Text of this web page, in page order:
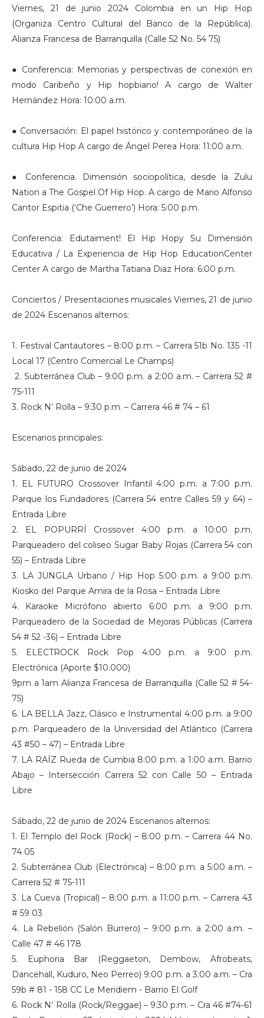
Viernes, 21 de junio 2024 Colombia en un Hip Hop
(Organiza Centro Cultural del Banco de la República).
Alianza Francesa de Barranquilla (Calle 52 No. 54 75)
● Conferencia: Memorias y perspectivas de conexión en
modo Caribeño y Hip hopbiano! A cargo de Walter
Hernández Hora: 10:00 a.m.
● Conversación: El papel histórico y contemporáneo de la
cultura Hip Hop A cargo de Ángel Perea Hora: 11:00 a.m.
● Conferencia. Dimensión sociopolítica, desde la Zulu
Nation a The Gospel Of Hip Hop. A cargo de Mario Alfonso
Cantor Espitia (‘Che Guerrero’) Hora: 5:00 p.m.
Conferencia: Edutaiment! El Hip Hopy Su Dimensión
Educativa / La Experiencia de Hip Hop EducationCenter
Center A cargo de Martha Tatiana Diaz Hora: 6:00 p.m.
Conciertos / Presentaciones musicales Viernes, 21 de junio
de 2024 Escenarios alternos:
1. Festival Cantautores – 8:00 p.m. – Carrera 51b No. 135 -11
Local 17 (Centro Comercial Le Champs)
2. Subterránea Club – 9:00 p.m. a 2:00 a.m. – Carrera 52 #
75-111
3. Rock N’ Rolla – 9:30 p.m. – Carrera 46 # 74 – 61
Escenarios principales:
Sábado, 22 de junio de 2024
1. EL FUTURO Crossover Infantil 4:00 p.m. a 7:00 p.m.
Parque los Fundadores (Carrera 54 entre Calles 59 y 64) –
Entrada Libre
2. EL POPURRÍ Crossover 4:00 p.m. a 10:00 p.m.
Parqueadero del coliseo Sugar Baby Rojas (Carrera 54 con
55) – Entrada Libre
3. LA JUNGLA Urbano / Hip Hop 5:00 p.m. a 9:00 p.m.
Kiosko del Parque Amira de la Rosa – Entrada Libre
4. Karaoke Micrófono abierto 6:00 p.m. a 9:00 p.m.
Parqueadero de la Sociedad de Mejoras Públicas (Carrera
54 # 52 -36) – Entrada Libre
5. ELECTROCK Rock Pop 4:00 p.m. a 9:00 p.m.
Electrónica (Aporte $10.000)
9pm a 1am Alianza Francesa de Barranquilla (Calle 52 # 54-
75)
6. LA BELLA Jazz, Clásico e Instrumental 4:00 p.m. a 9:00
p.m. Parqueadero de la Universidad del Atlántico (Carrera
43 #50 – 47) – Entrada Libre
7. LA RAÍZ Rueda de Cumbia 8:00 p.m. a 1:00 a.m. Barrio
Abajo – Intersección Carrera 52 con Calle 50 – Entrada
Libre
Sábado, 22 de junio de 2024 Escenarios alternos:
1. El Templo del Rock (Rock) – 8:00 p.m. – Carrera 44 No.
74 05
2. Subterránea Club (Electrónica) – 8:00 p.m. a 5:00 a.m. –
Carrera 52 # 75-111
3. La Cueva (Tropical) – 8:00 p.m. a 11:00 p.m. – Carrera 43
# 59 03
4. La Rebelión (Salón Burrero) – 9:00 p.m. a 2:00 a.m. –
Calle 47 # 46 178
5. Euphoria Bar (Reggaeton, Dembow, Afrobeats,
Dancehall, Kuduro, Neo Perreo) 9:00 p.m. a 3:00 a.m. – Cra
59b # 81 - 158 CC Le Meridiem - Barrio El Golf
6. Rock N’ Rolla (Rock/Reggae) – 9:30 p.m. – Cra 46 #74-61